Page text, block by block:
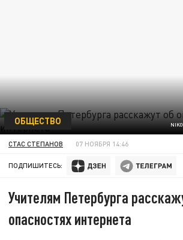
ОБЩЕСТВО
СТАС СТЕПАНОВ 07 НОЯБРЯ 14:46
ПОДПИШИТЕСЬ:
Учителям Петербурга
опасностях интернета